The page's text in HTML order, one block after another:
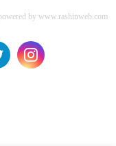
by www.rashinweb.com